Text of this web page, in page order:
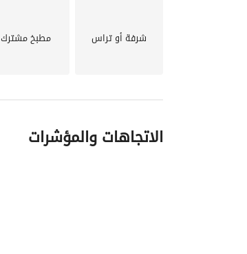
شرفة أو تراس مطبخ مشترك
الاتجاهات والمؤشرات